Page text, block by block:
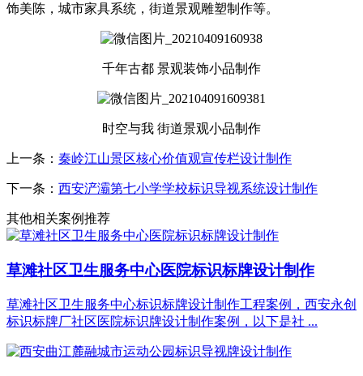
饰美陈，城市家具系统，街道景观雕塑制作等。
千年古都 景观装饰小品制作
时空与我 街道景观小品制作
上一条： 秦岭江山景区核心价值观宣传栏设计制作
下一条： 西安浐灞第七小学学校标识导视系统设计制作
其他相关案例推荐
草滩社区卫生服务中心医院标识标牌设计制作
草滩社区卫生服务中心标识标牌设计制作工程案例，西安永创
标识标牌厂社区医院标识牌设计制作案例，以下是社 ...